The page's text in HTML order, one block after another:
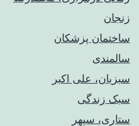
زنجان
ساختمان پزشکان
سالمندی
سبزیان، علی اکبر
سبک زندگی
ستاری، سپهر